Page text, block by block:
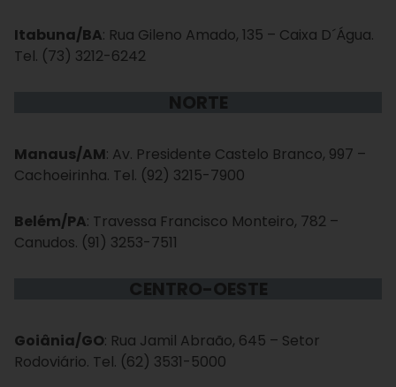
Itabuna/BA: Rua Gileno Amado, 135 – Caixa D´Água.
Tel. (73) 3212-6242
NORTE
Manaus/AM: Av. Presidente Castelo Branco, 997 –
Cachoeirinha. Tel. (92) 3215-7900
Belém/PA: Travessa Francisco Monteiro, 782 –
Canudos. (91) 3253-7511
CENTRO-OESTE
Goiânia/GO: Rua Jamil Abraão, 645 – Setor
Rodoviário. Tel. (62) 3531-5000